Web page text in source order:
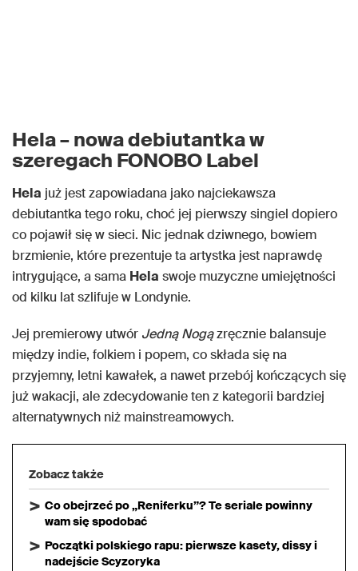
Hela– nowa debiutantka w
szeregach FONOBO Label
Hela już jest zapowiadana jako najciekawsza
debiutantka tego roku, choć jej pierwszy singiel dopiero
co pojawił się w sieci. Nic jednak dziwnego, bowiem
brzmienie, które prezentuje ta artystka jest naprawdę
intrygujące, a sama Hela swoje muzyczne umiejętności
od kilku lat szlifuje w Londynie.
Jej premierowy utwór Jedną Nogązręcznie balansuje
między indie, folkiem i popem, co składa się na
przyjemny, letni kawałek, a nawet przebój kończących się
już wakacji, ale zdecydowanie ten z kategorii bardziej
alternatywnych niż mainstreamowych.
Zobacz także
Co obejrzeć po „Reniferku”? Te seriale powinny
wam się spodobać
Początki polskiego rapu: pierwsze kasety, dissy i
nadejście Scyzoryka